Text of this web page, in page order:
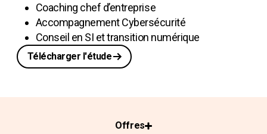
Coaching chef d’entreprise
Accompagnement Cybersécurité
Conseil en SI et transition numérique
Télécharger l'étude
Offres